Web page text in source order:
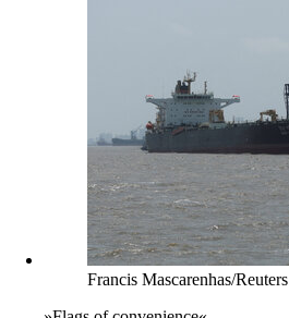
Francis Mascarenhas/Reuters